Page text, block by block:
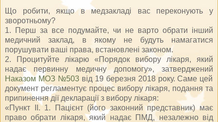
Що робити, якщо в медзакладі вас переконують у
зворотньому?
1. Перш за все подумайте, чи не варто обрати інший
медичний заклад, в якому не будуть намагатися
порушувати ваші права, встановлені законом.
2. Процитуйте лікарю «Порядок вибору лікаря, який
надає первинну медичну допомогу», затверджений
Наказом МОЗ №503 від 19 березня 2018 року. Саме цей
документ регламентує процес вибору лікаря, подання та
припинення дії декларації з вибору лікаря:
«Пункт II. 1. Пацієнт (його законний представник) має
право обрати лікаря, який надає ПМД, незалежно від